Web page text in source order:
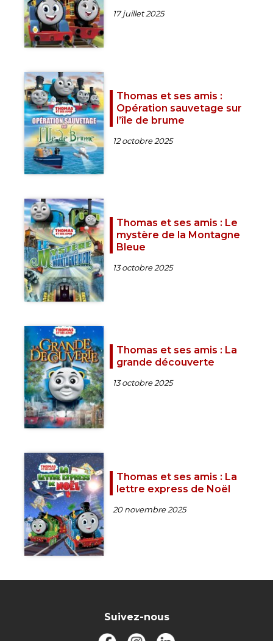
17 juillet 2025
Thomas et ses amis :
Opération sauvetage sur
l’île de brum‪e
12 octobre 2025
Thomas et ses amis : Le
mystère de la Montagne
Bleue
13 octobre 2025
Thomas et ses amis : La
grande découverte
13 octobre 2025
Thomas et ses amis : La
lettre express de Noël
20 novembre 2025
Suivez-nous